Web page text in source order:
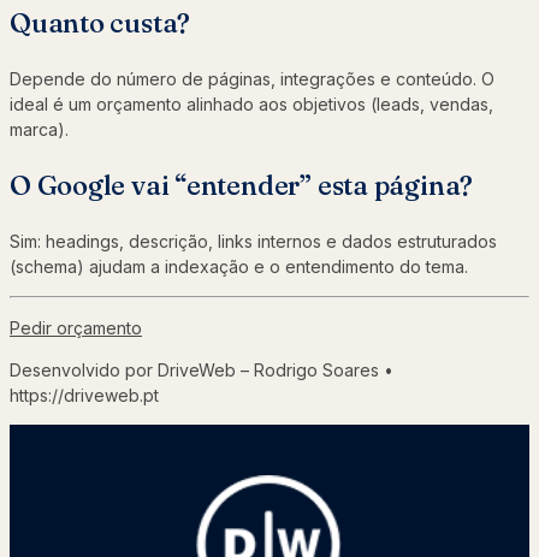
Quanto custa?
Depende do número de páginas, integrações e conteúdo. O
ideal é um orçamento alinhado aos objetivos (leads, vendas,
marca).
O Google vai “entender” esta página?
Sim: headings, descrição, links internos e dados estruturados
(schema) ajudam a indexação e o entendimento do tema.
Pedir orçamento
Desenvolvido por DriveWeb – Rodrigo Soares •
https://driveweb.pt